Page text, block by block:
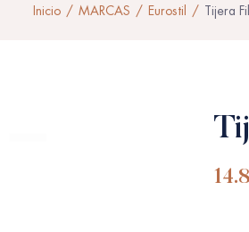
Inicio MARCAS Eurostil Tijera